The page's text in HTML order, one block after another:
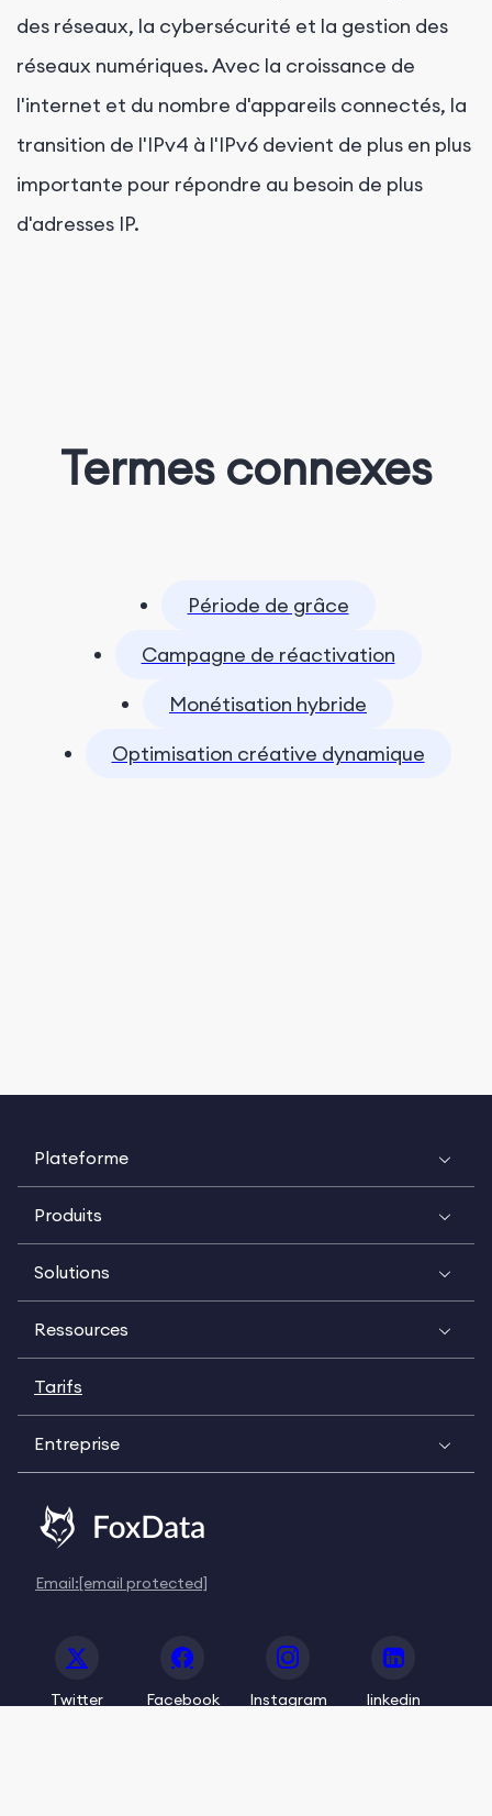
des réseaux, la cybersécurité et la gestion des
réseaux numériques. Avec la croissance de
l'internet et du nombre d'appareils connectés, la
transition de l'IPv4 à l'IPv6 devient de plus en plus
importante pour répondre au besoin de plus
d'adresses IP.
Termes connexes
Période de grâce
Campagne de réactivation
Monétisation hybride
Optimisation créative dynamique
Plateforme
Produits
Solutions
Ressources
Tarifs
Entreprise
Email:[email protected]
Twitter Facebook Instagram linkedin